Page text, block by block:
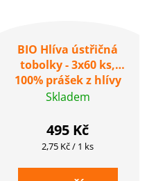
BIO Hlíva ústřičná
tobolky - 3x60 ks,
100% prášek z hlívy
ústřičné v kvalitě BIO
Skladem
495 Kč
Měrná
2,75 Kč / 1 ks